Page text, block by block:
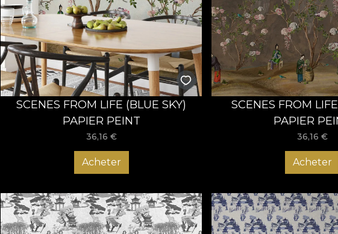
De pe site-ul nostru poți alege tapetul pentru perete care să se potrivească
contemporan, vintage, art deco, abstract, cu forme geometrice și nu
fiecare comandă reprezintă ocazia perfectă de a crea un decor cu
materialelor și a imprimeurilor, pentru ca rezultatul final să te reprezinte cu
Cu tapetele VLAdiLa ai șansa de a transforma orice încăpere într-un spațiu
să alegi tapetul personalizat ideal și să faci primul pas spre noua ta oază de
SCENES FROM LIFE (BLUE SKY)
PAPIER PEINT
36,16 €
Acheter
SCENES FROM
PAPIER
36,16 €
Acheter